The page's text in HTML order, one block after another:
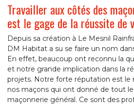
Travailler aux côtés des
est le gage de la réussite de
Depuis sa création à Le Mesnil
DM Habitat a su se faire un nom
En effet, beaucoup ont reconnu la
et notre grande implication dans la
projets. Notre forte réputation est le
nos maçons qui ont donné de tout
maçonnerie général. Ce sont des